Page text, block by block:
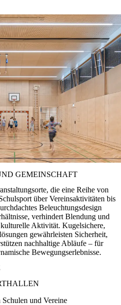
GEMEINSCHAFT
die eine Reihe von
über Vereinsaktivitäten bis
Beleuchtungsdesign
verhindert Blendung und
Aktivität. Kugelsichere,
gewährleisten Sicherheit,
nachhaltige Abläufe – für
Bewegungserlebnisse.
und Vereine